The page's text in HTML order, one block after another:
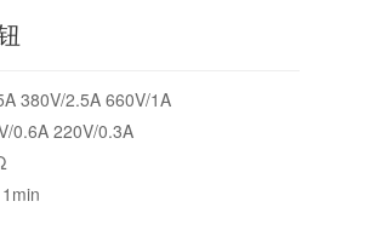
380V/2.5A 660V/1A
0.6A 220V/0.3A